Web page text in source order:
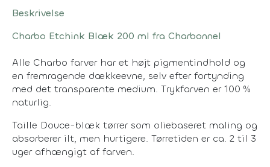
Beskrivelse
Charbo Etchink Blæk 200 ml fra Charbonnel
Alle Charbo farver har et højt pigmentindhold og
en fremragende dækkeevne, selv efter fortynding
med det transparente medium. Trykfarven er 100 %
naturlig.
Taille Douce-blæk tørrer som oliebaseret maling og
absorberer ilt, men hurtigere. Tørretiden er ca. 2 til 3
uger afhængigt af farven.